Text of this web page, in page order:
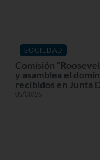
SOCIEDAD
Comisión
y asamblea el
recibidos en Junta
05/08/26